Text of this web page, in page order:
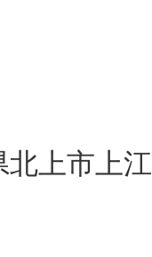
上市上江